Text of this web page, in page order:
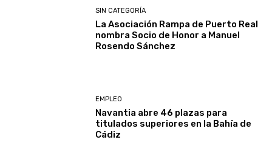
SIN CATEGORÍA
La Asociación Rampa de Puerto Real
nombra Socio de Honor a Manuel
Rosendo Sánchez
EMPLEO
Navantia abre 46 plazas para
titulados superiores en la Bahía de
Cádiz